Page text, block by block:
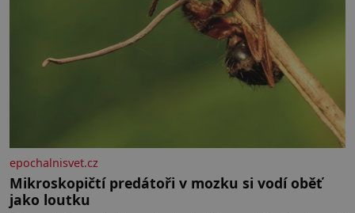
epochalnisvet.cz
Mikroskopičtí predátoři v mozku si vodí oběť
jako loutku